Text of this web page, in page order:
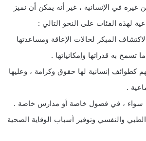
في الإنسانية ، غير أنه يمكن أن نميز
لهذه الفئات على النحو التالي :
المبكر لحالات الإعاقة ومساعدتها
به قدراتها وإمكانياتها .
كطوائف إنسانية لها حقوق وكرامة ، وعليها
.
والنفسي وتوفير أسباب الوقاية الصحية